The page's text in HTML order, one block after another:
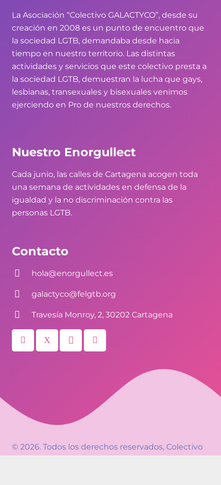
La Asociación “Colectivo GALACTYCO”, desde su
creación en 2008 es un punto de encuentro que
la sociedad LGTB, demandaba desde hacia
tiempo en nuestro territorio. Las distintas
actividades y servicios que este colectivo presta a
la sociedad LGTB, demuestran la lucha que gays,
lesbianas, transexuales y bisexuales venimos
ejerciendo en Pro de nuestros derechos.
Nuestro Enorgullect
Cada junio, las calles de Cartagena acogen toda
una semana de actividades en defensa de la
igualdad y la no discriminación contra las
personas LGTB.
Contacto
hola@enorgullect.es
galactyco@felgtb.org
Travesía Monroy, 2, 30202 Cartagena
© 2026. Todos los derechos reservados, Colectivo